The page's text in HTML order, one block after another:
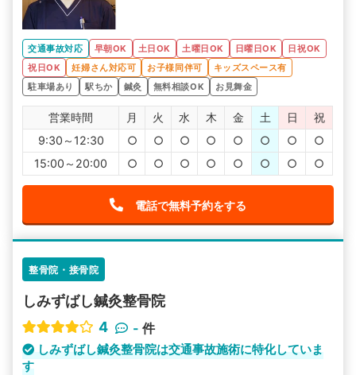
交通事故対応 早朝OK 土日OK 土曜日OK 日曜日OK
日祝OK
祝日OK
妊婦さん対応可 お子様同伴可
キッズスペース有
駐車場あり
駅ちか 鍼灸 無料相談OK お見舞金
営業時間 月 火 水 木 金 土 日
祝
9:30～12:30
○ ○ ○ ○ ○ ○ ○
○
15:00～20:00
○ ○ ○ ○ ○ ○ ○ ○
電話で無料予約をする
整骨院・接骨院
しみずばし鍼灸整骨院
4
- 件
しみずばし鍼灸整骨院は交通事故施術に特化していま
す